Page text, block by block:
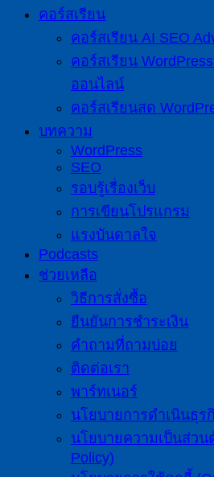
คอร์สเรียน
คอร์สเรียน AI SEO
คอร์สเรียน
ออนไลน์
คอร์สเรียนสด
บทความ
WordPress
SEO
รอบรู้เรื่องเว็บ
การเขียนโปรแกรม
แรงบันดาลใจ
Podcasts
ช่วยเหลือ
วิธีการสั่งซื้อ
ยืนยันการชำระเงิน
คำถามที่ถามบ่อย
ติดต่อเรา
พาร์ทเนอร์
นโยบายการดำเนินธุร
นโยบายความเป็นส่ว
Policy)